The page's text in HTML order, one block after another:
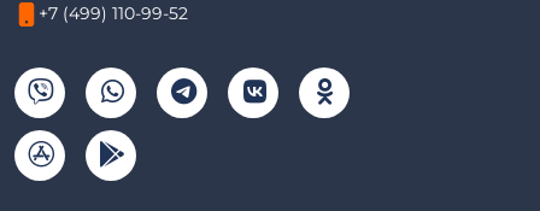
+7 (499) 110-99-52